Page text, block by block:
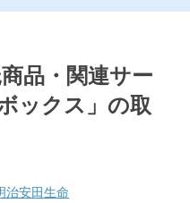
品・関連サー
ックス」の取
治安田生命